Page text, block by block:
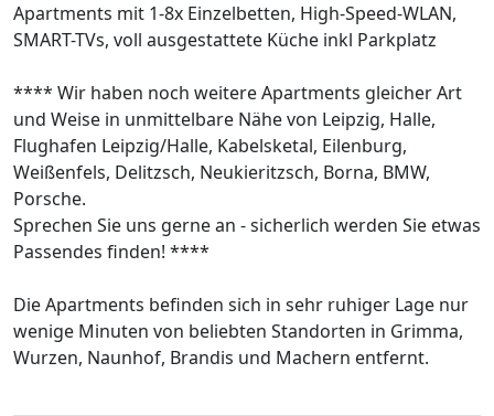
Apartments mit 1-8x Einzelbetten, High-Speed-WLAN,
SMART-TVs, voll ausgestattete Küche inkl Parkplatz
**** Wir haben noch weitere Apartments gleicher Art
und Weise in unmittelbare Nähe von Leipzig, Halle,
Flughafen Leipzig/Halle, Kabelsketal, Eilenburg,
Weißenfels, Delitzsch, Neukieritzsch, Borna, BMW,
Porsche.
Sprechen Sie uns gerne an - sicherlich werden Sie etwas
Passendes finden! ****
Die Apartments befinden sich in sehr ruhiger Lage nur
wenige Minuten von beliebten Standorten in Grimma,
Wurzen, Naunhof, Brandis und Machern entfernt.